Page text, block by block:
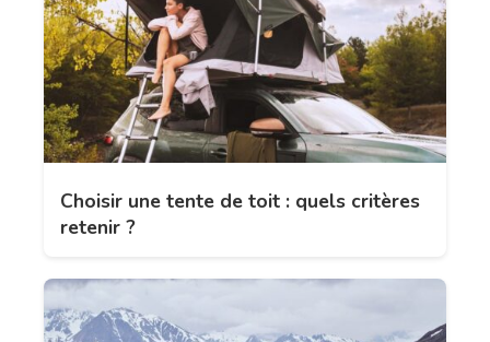
Choisir une tente de toit : quels critères
retenir ?